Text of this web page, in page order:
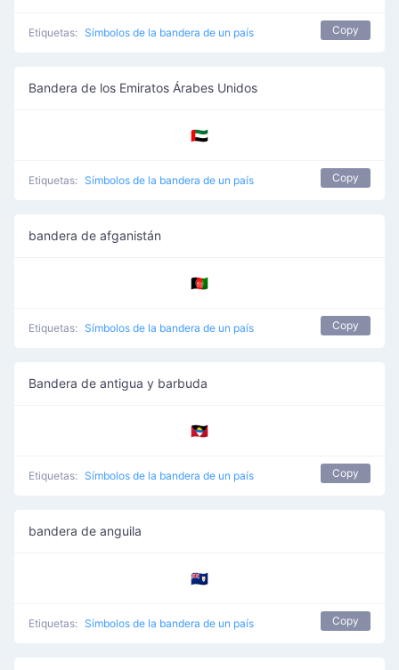
Etiquetas: Símbolos de la bandera de un país Copy
Bandera de los Emiratos Árabes Unidos
🇦🇪
Etiquetas: Símbolos de la bandera de un país Copy
bandera de afganistán
🇦🇫
Etiquetas: Símbolos de la bandera de un país Copy
Bandera de antigua y barbuda
🇦🇬
Etiquetas: Símbolos de la bandera de un país Copy
bandera de anguila
🇦🇮
Etiquetas: Símbolos de la bandera de un país Copy